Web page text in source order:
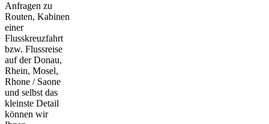
Anfragen zu
Routen, Kabinen
einer
Flusskreuzfahrt
bzw. Flussreise
auf der Donau,
Rhein, Mosel,
Rhone / Saone
und selbst das
kleinste Detail
können wir